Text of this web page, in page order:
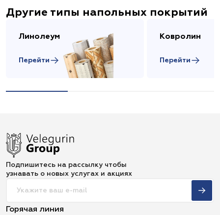
Другие типы напольных покрытий
Линолеум
Перейти
Ковролин
Перейти
Подпишитесь на рассылку чтобы
узнавать о новых услугах и акциях
Горячая линия